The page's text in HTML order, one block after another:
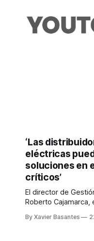
‘Las
eléctricas
soluciones en
críticos’
El director de
Roberto Cajamarca,
En Ecuador hay
By Xavier Basantes